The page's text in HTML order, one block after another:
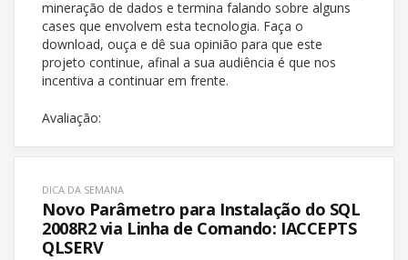
mineração de dados e termina falando sobre alguns
cases que envolvem esta tecnologia. Faça o
download, ouça e dê sua opinião para que este
projeto continue, afinal a sua audiência é que nos
incentiva a continuar em frente.
Avaliação:
DICA DA SEMANA
Novo Parâmetro para Instalação do SQL
2008R2 via Linha de Comando: IACCEPTS
QLSERV